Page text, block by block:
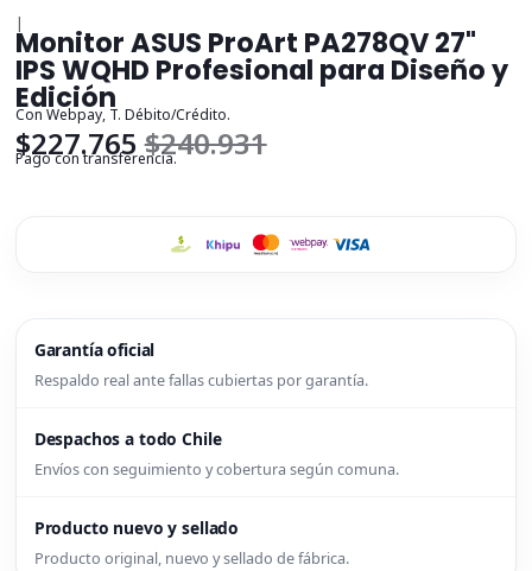
|
Monitor ASUS ProArt PA278QV 27"
IPS WQHD Profesional para Diseño y
Edición
Con Webpay, T. Débito/Crédito.
$227.765$240.931
Pago con transferencia.
Garantía oficial
Respaldo real ante fallas cubiertas por garantía.
Despachos a todo Chile
Envíos con seguimiento y cobertura según comuna.
Producto nuevo y sellado
Producto original, nuevo y sellado de fábrica.